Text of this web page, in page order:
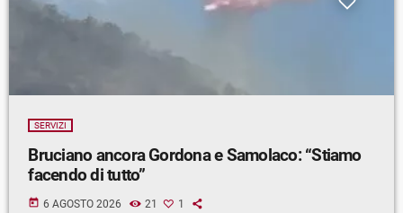
SERVIZI
Bruciano ancora Gordona e Samolaco: “Stiamo
facendo di tutto”
today 6 AGOSTO 2026 21 1